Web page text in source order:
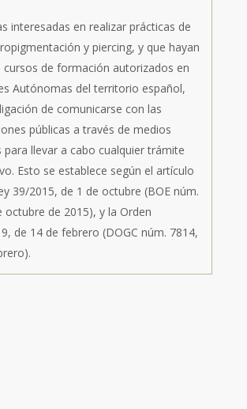
interesadas en realizar prácticas de
y piercing, y que hayan
de formación autorizados en
Autónomas del territorio español,
de comunicarse con las
públicas a través de medios
para llevar a cabo cualquier trámite
Esto se establece según el artículo
39/2015, de 1 de octubre (BOE núm.
octubre de 2015), y la Orden
de 14 de febrero (DOGC núm. 7814,